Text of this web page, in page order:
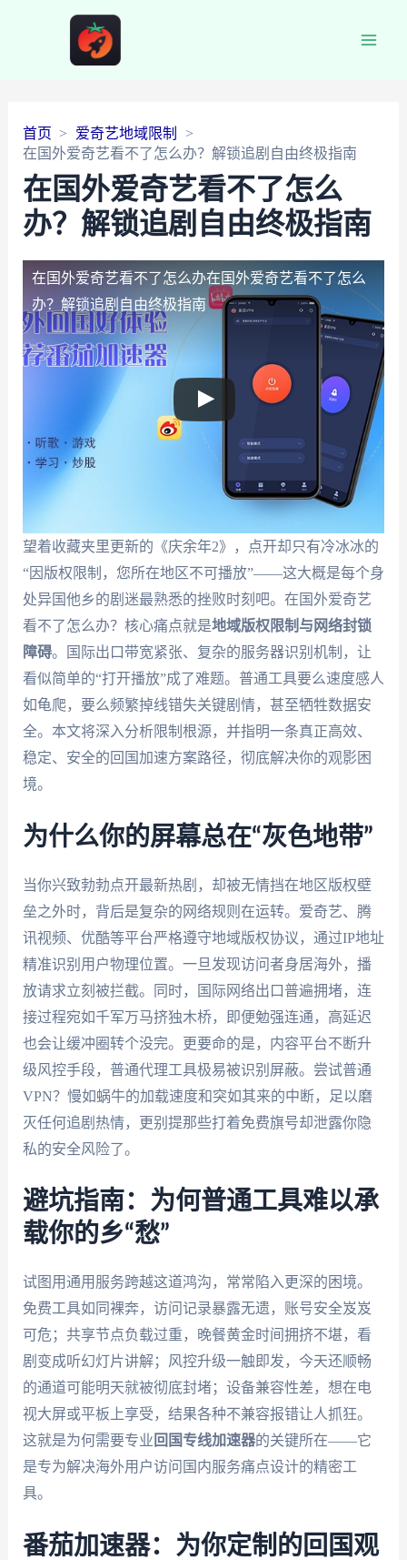
首页
爱奇艺地域限制
在国外爱奇艺看不了怎么办？解锁追剧自由终极指南
在国外爱奇艺看不了怎么
办？解锁追剧自由终极指南
在国外爱奇艺看不了怎么办在国外爱奇艺看不了怎么
办？解锁追剧自由终极指南
望着收藏夹里更新的《庆余年2》，点开却只有冷冰冰的
“因版权限制，您所在地区不可播放”——这大概是每个身
处异国他乡的剧迷最熟悉的挫败时刻吧。在国外爱奇艺
看不了怎么办？核心痛点就是地域版权限制与网络封锁
障碍。国际出口带宽紧张、复杂的服务器识别机制，让
看似简单的“打开播放”成了难题。普通工具要么速度感人
如龟爬，要么频繁掉线错失关键剧情，甚至牺牲数据安
全。本文将深入分析限制根源，并指明一条真正高效、
稳定、安全的回国加速方案路径，彻底解决你的观影困
境。
为什么你的屏幕总在“灰色地带”
当你兴致勃勃点开最新热剧，却被无情挡在地区版权壁
垒之外时，背后是复杂的网络规则在运转。爱奇艺、腾
讯视频、优酷等平台严格遵守地域版权协议，通过IP地址
精准识别用户物理位置。一旦发现访问者身居海外，播
放请求立刻被拦截。同时，国际网络出口普遍拥堵，连
接过程宛如千军万马挤独木桥，即便勉强连通，高延迟
也会让缓冲圈转个没完。更要命的是，内容平台不断升
级风控手段，普通代理工具极易被识别屏蔽。尝试普通
VPN？慢如蜗牛的加载速度和突如其来的中断，足以磨
灭任何追剧热情，更别提那些打着免费旗号却泄露你隐
私的安全风险了。
避坑指南：为何普通工具难以承
载你的乡“愁”
试图用通用服务跨越这道鸿沟，常常陷入更深的困境。
免费工具如同裸奔，访问记录暴露无遗，账号安全岌岌
可危；共享节点负载过重，晚餐黄金时间拥挤不堪，看
剧变成听幻灯片讲解；风控升级一触即发，今天还顺畅
的通道可能明天就被彻底封堵；设备兼容性差，想在电
视大屏或平板上享受，结果各种不兼容报错让人抓狂。
这就是为何需要专业 回国专线加速器的关键所在——它
是专为解决海外用户访问国内服务痛点设计的精密工
具。
番茄加速器：为你定制的回国观